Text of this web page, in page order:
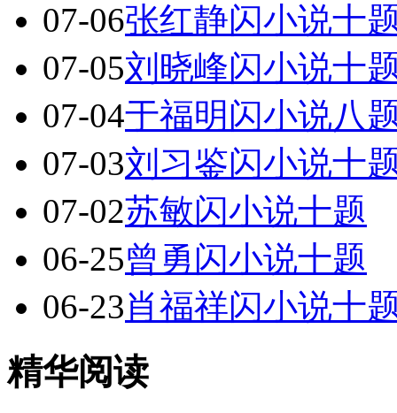
07-06张红静闪小说十
07-05刘晓峰闪小说十
07-04于福明闪小说八
07-03刘习鉴闪小说十
07-02苏敏闪小说十题
06-25曾勇闪小说十题
06-23肖福祥闪小说十
精华阅读